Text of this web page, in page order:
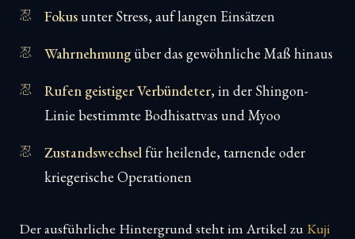
Fokusunter Stress, auf langen Einsätzen
Wahrnehmungüber das gewöhnliche Maß hinaus
Rufen geistiger Verbündeter, in der Shingon-
Linie bestimmte Bodhisattvas und Myoo
Zustandswechselfür heilende, tarnende oder
kriegerische Operationen
Der ausführliche Hintergrund steht im Artikel zu Kuji